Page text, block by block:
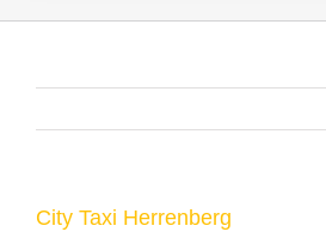
City Taxi Herrenberg